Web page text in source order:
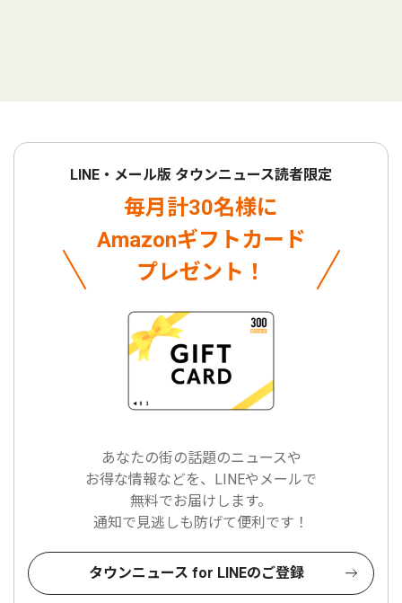
LINE・メール版 タウンニュース読者限定
毎月計30名様に
Amazonギフトカード
プレゼント！
あなたの街の話題のニュースや
お得な情報などを、LINEやメールで
無料でお届けします。
通知で見逃しも防げて便利です！
タウンニュース for LINEのご登録